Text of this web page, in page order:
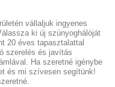
vállaljuk ingyenes
ki új szúnyoghálóját
20 éves tapasztalattal
szerelés és javítás
Ha szeretné igénybe
és mi szívesen segítünk!